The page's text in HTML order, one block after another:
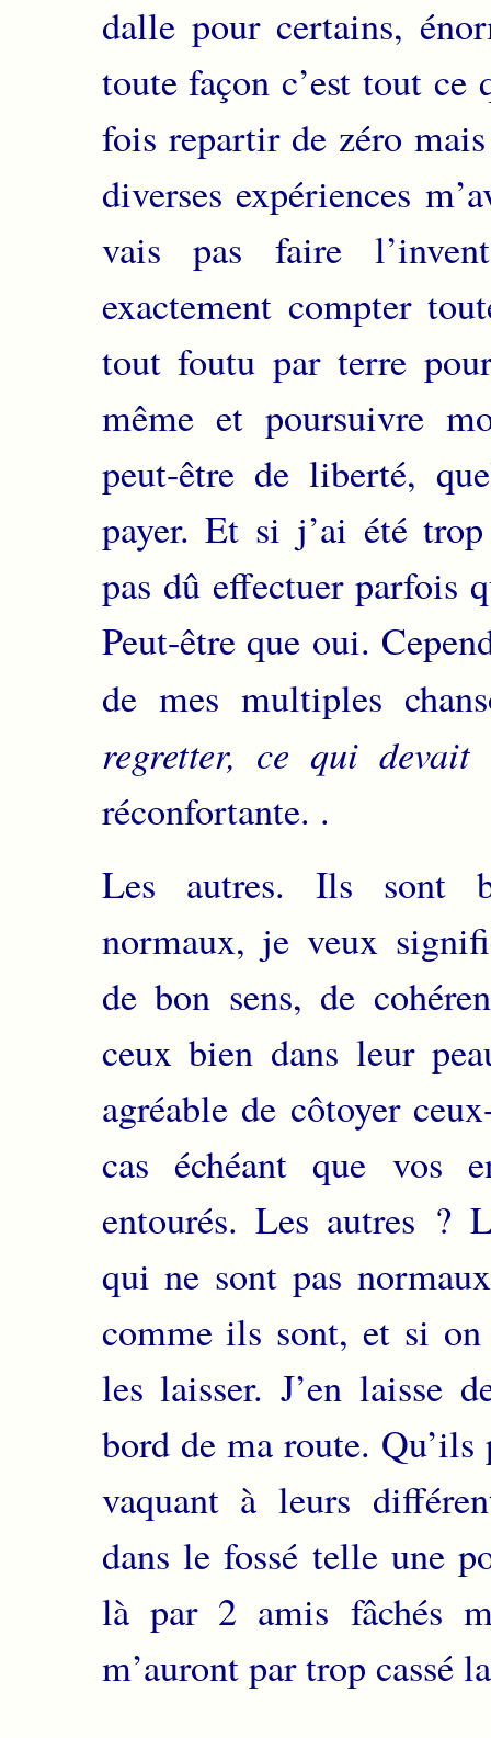
dalle pour certains,
toute façon c’est tout ce
fois repartir de zéro
diverses expériences
vais pas faire
exactement compter
tout foutu par terre
même et poursuivre
peut-être de liberté,
payer. Et si j’ai été
pas dû effectuer parfois
Peut-être que oui.
de mes multiples
regretter, ce qui devait
réconfortante. .
Les autres. Ils sont
normaux, je veux
de bon sens, de
ceux bien dans leur
agréable de côtoyer
cas échéant que vos
entourés. Les autres ?
qui ne sont pas
comme ils sont, et si
les laisser. J’en laisse
bord de ma route.
vaquant à leurs
dans le fossé telle une
là par 2 amis fâchés
m’auront par trop